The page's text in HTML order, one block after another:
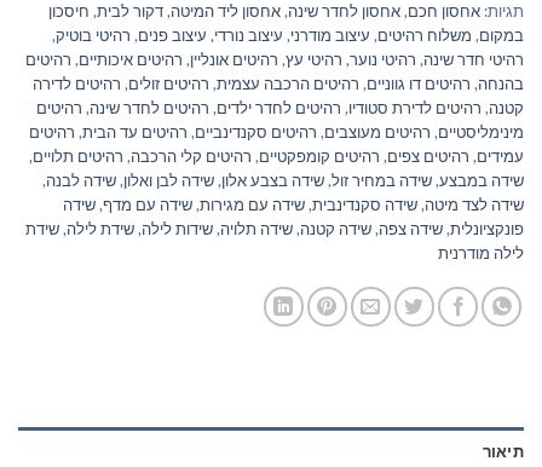
תגיות: אחסון חכם,אחסון לחדר שינה,אחסון ליד המיטה,דקור לבית, חיסכון
במקום, משלוח רהיטים, עיצוב מודרני, עיצוב נורדי, עיצוב פנים, רהיטי בוטיק,
רהיטי חדר שינה, רהיטי נוער, רהיטי עץ, רהיטים אונליין, רהיטים איכותיים, רהיטים
בהנחה, רהיטים דו גווניים, רהיטים הרכבה עצמית, רהיטים זולים, רהיטים לדירה
קטנה, רהיטים לדירת סטודיו, רהיטים לחדר ילדים, רהיטים לחדר שינה, רהיטים
מינימליסטיים, רהיטים מעוצבים, רהיטים סקנדינביים, רהיטים עד הבית, רהיטים
עמידים, רהיטים צפים, רהיטים קומפקטיים, רהיטים קלי הרכבה, רהיטים תלויים,
שידה במבצע,שידה במחיר זול,שידה בצבע אלון,שידה לבן ואלון,שידה לבנה,
שידה לצד מיטה,שידה סקנדינבית,שידה עם מגירות,שידה עם מדף,שידה
פונקציונלית,שידה צפה,שידה קטנה,שידה תלויה,שידות לילה,שידת לילה,שידת
לילה מודרנית
תיאור